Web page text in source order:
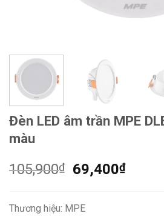
Đèn LED âm trần MPE
màu
105,900₫
Giá
105,900₫.
69,400₫Giá
Thương hiệu: MPE